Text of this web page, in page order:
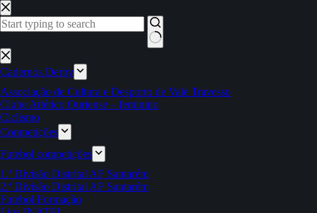
Pular
para
o
Sem
resultados
Cadernos Derby
Associação de Cultura e Desporto de Vale Travesso
Clube Atlético Ouriense – feminino
Ciclismo
Competições
Futebol competições
1.ª Divisão Distrital AF Santarém
2.ª Divisão Distrital AF Santarém
Futebol Formação